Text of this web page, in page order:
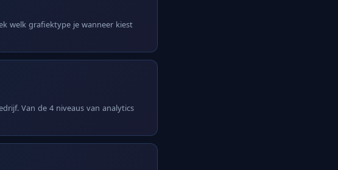
welk grafiektype je wanneer kiest
Van de 4 niveaus van analytics